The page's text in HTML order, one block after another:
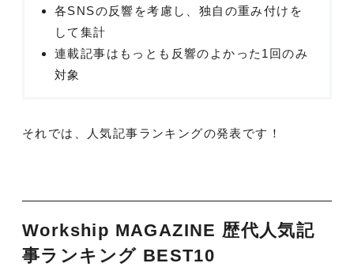
各SNSの反響を考慮し、独自の重み付けを
して集計
連載記事はもっとも反響のよかった1回のみ
対象
それでは、人気記事ランキングの発表です！
Workship MAGAZINE 歴代人気記
事ランキング BEST10